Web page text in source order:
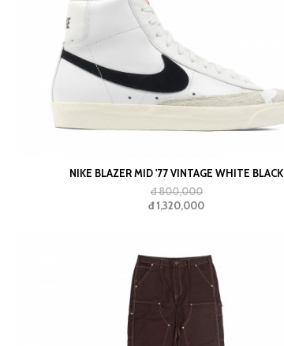
NIKE BLAZER MID '77 VINTAGE WHITE BLACK
đ 800,000
đ 1,320,000